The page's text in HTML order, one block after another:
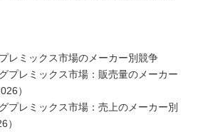
レミックス市場のメーカー別競争
プレミックス市場：販売量のメーカー
）
プレミックス市場：売上のメーカー別
）